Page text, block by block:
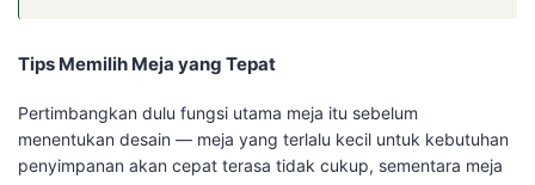
Tips Memilih Meja yang Tepat
Pertimbangkan dulu fungsi utama meja itu sebelum
menentukan desain — meja yang terlalu kecil untuk kebutuhan
penyimpanan akan cepat terasa tidak cukup, sementara meja